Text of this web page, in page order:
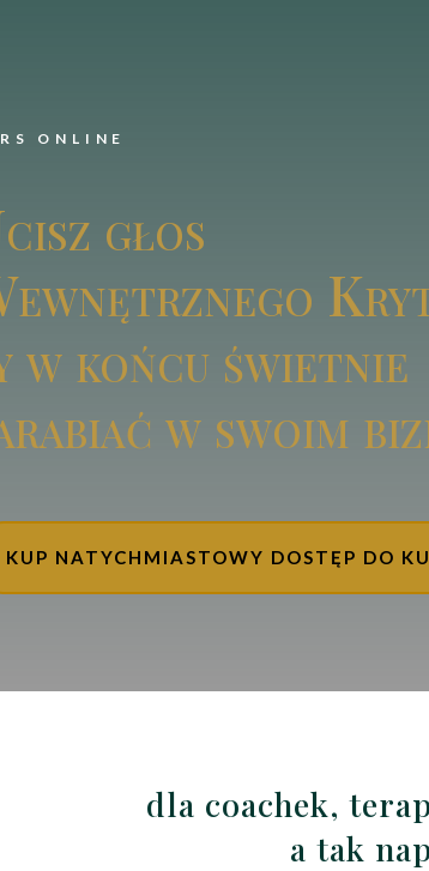
ONLINE
głos
w końcu świetnie
w swoim
KUP NATYCHMIASTOWY DOSTĘP DO
dla coachek,
a tak